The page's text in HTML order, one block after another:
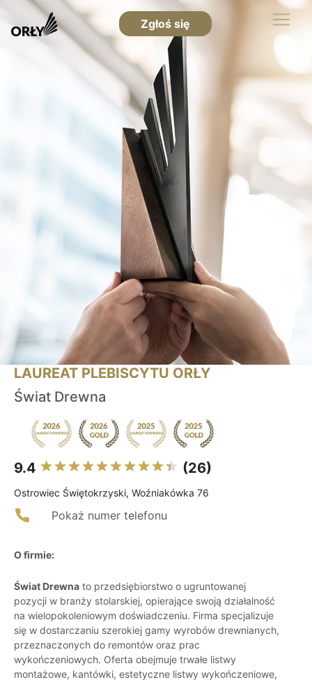
Zgłoś się
LAUREAT PLEBISCYTU ORŁY
Świat Drewna
9.4 (26)
Ostrowiec Świętokrzyski, Woźniakówka 76
Pokaż numer telefonu
O firmie:
Świat Drewna to przedsiębiorstwo o ugruntowanej
pozycji w branży stolarskiej, opierające swoją działalność
na wielopokoleniowym doświadczeniu. Firma specjalizuje
się w dostarczaniu szerokiej gamy wyrobów drewnianych,
przeznaczonych do remontów oraz prac
wykończeniowych. Oferta obejmuje trwałe listwy
montażowe, kantówki, estetyczne listwy wykończeniowe,